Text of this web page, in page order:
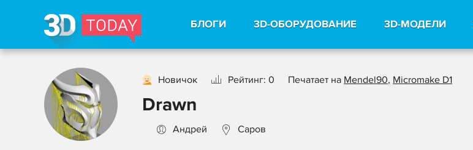
БЛОГИ 3D-ОБОРУДОВАНИЕ 3D-МОДЕЛИ
Новичок Рейтинг: 0 Печатает на Mendel90, Micromake D1
Drawn
Андрей Саров